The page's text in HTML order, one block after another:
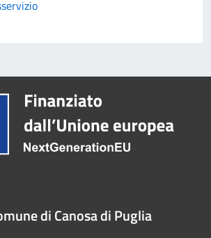
di Canosa di Puglia